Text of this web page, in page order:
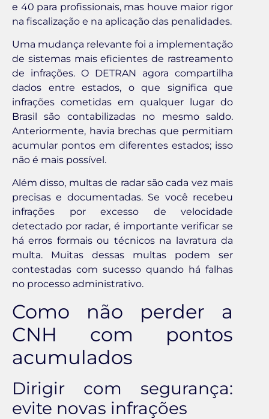
e 40 para profissionais, mas houve maior rigor
na fiscalização e na aplicação das penalidades.
Uma mudança relevante foi a implementação
de sistemas mais eficientes de rastreamento
de infrações. O DETRAN agora compartilha
dados entre estados, o que significa que
infrações cometidas em qualquer lugar do
Brasil são contabilizadas no mesmo saldo.
Anteriormente, havia brechas que permitiam
acumular pontos em diferentes estados; isso
não é mais possível.
Além disso, multas de radar são cada vez mais
precisas e documentadas. Se você recebeu
infrações por excesso de velocidade
detectado por radar, é importante verificar se
há erros formais ou técnicos na lavratura da
multa. Muitas dessas multas podem ser
contestadas com sucesso quando há falhas
no processo administrativo.
Como não perder a
CNH com pontos
acumulados
Dirigir com segurança:
evite novas infrações